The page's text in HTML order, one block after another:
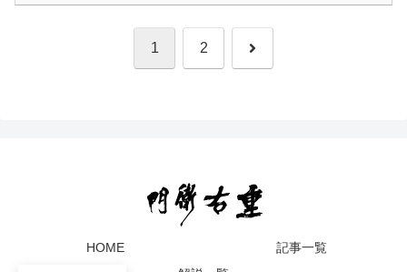
1 2 次
HOME
記事一覧